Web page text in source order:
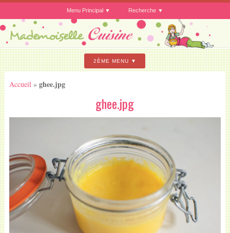
Menu Principal Recherche
2ÈME MENU
Accueil » ghee.jpg
ghee.jpg